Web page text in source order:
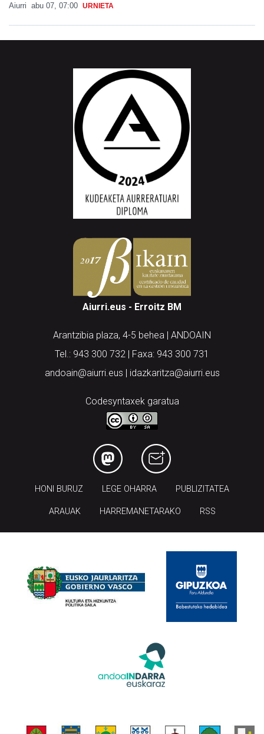
Aiurri abu 07, 07:00 URNIETA
Aiurri.eus - Erroitz BM
Arantzibia plaza, 4-5 behea | ANDOAIN
Tel.: 943 300 732 | Faxa: 943 300 731
andoain@aiurri.eus | idazkaritza@aiurri.eus
Codesyntaxek garatua
HONI BURUZ LEGE OHARRA PUBLIZITATEA
ARAUAK HARREMANETARAKO RSS